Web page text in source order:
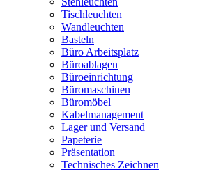
Tischleuchten
Wandleuchten
Basteln
Büro Arbeitsplatz
Büroablagen
Büroeinrichtung
Büromaschinen
Büromöbel
Kabelmanagement
Lager und Versand
Papeterie
Präsentation
Technisches Zeichnen